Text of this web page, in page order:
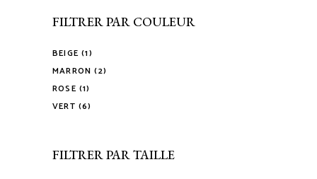
FILTRER PAR COULEUR
BEIGE (1)
MARRON (2)
ROSE (1)
VERT (6)
FILTRER PAR TAILLE